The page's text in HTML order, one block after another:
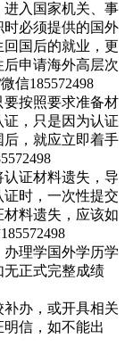
入国家机关、事
必须提供的国外
国后的就业，更
申请海外高层次
信185572498
要按照要求准备材
，只是因为认证
，就应立即着手
证材料遗失，导
时，一次性提交
料遗失，应该如
理学国外学历学
正式完整成绩
办，或开具相关
信，如不能出